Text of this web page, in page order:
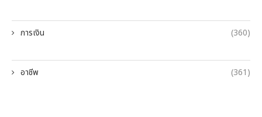
การเงิน (360)
อาชีพ (361)